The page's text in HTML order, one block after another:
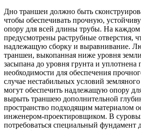
Дно траншеи должно быть
чтобы обеспечивать прочную,
опору для всей длины трубы. На
предусмотрены раструбные отверстия,
надлежащую сборку и выравнивание.
траншеи, выкопанная ниже уровня
засыпана до уровня грунта и уплотнена
необходимости для обеспечения
случае нестабильных условий
могут обеспечить надлежащую опору
вырыть траншею дополнительной
пространство подходящим материалом
инженером-проектировщиком. В
потребоваться специальный фундамент